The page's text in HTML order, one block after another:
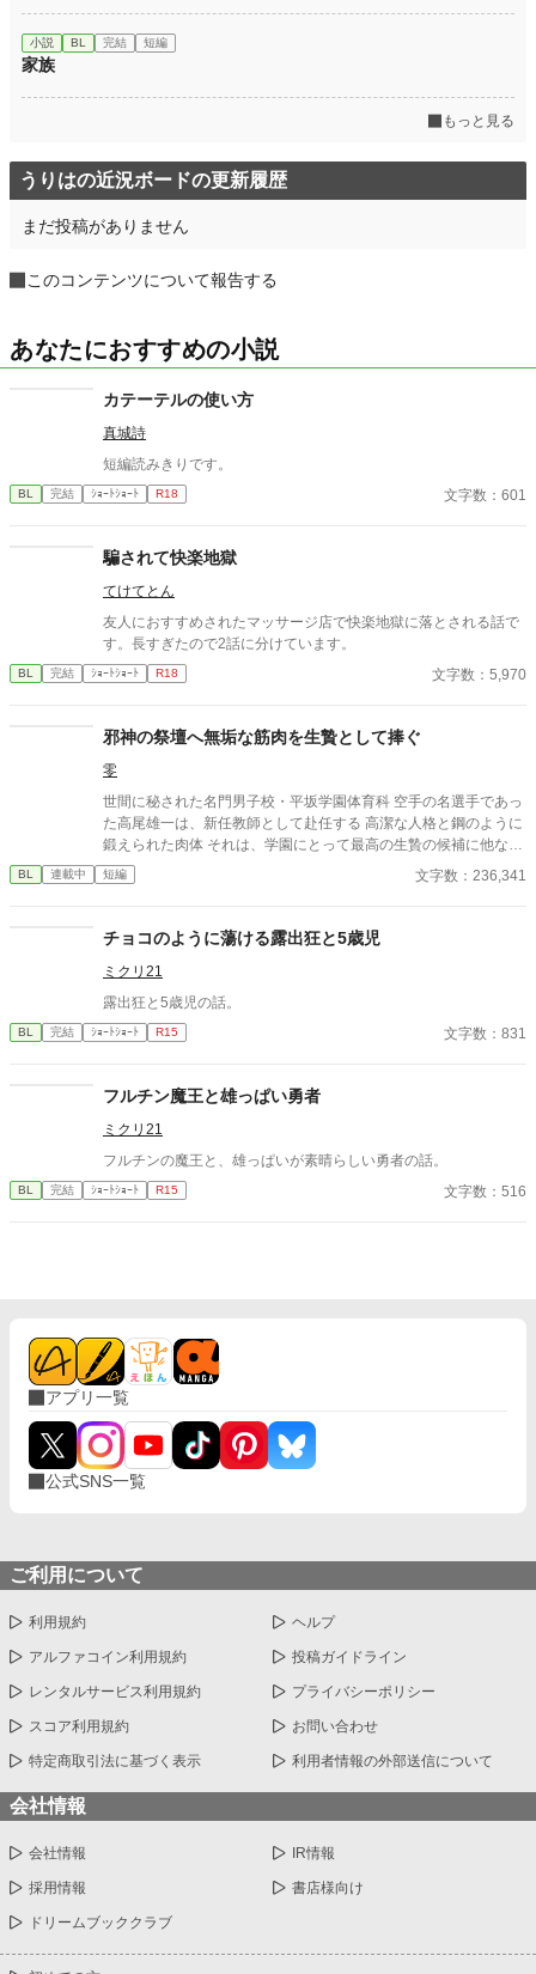
小説 BL 完結 短編
家族
もっと見る
うりはの近況ボードの更新履歴
まだ投稿がありません
このコンテンツについて報告する
あなたにおすすめの小説
カテーテルの使い方
真城詩
短編読みきりです。
BL 完結 ｼｮｰﾄｼｮｰﾄ R18 文字数：601
騙されて快楽地獄
てけてとん
友人におすすめされたマッサージ店で快楽地獄に落とされる話で
す。長すぎたので2話に分けています。
BL 完結 ｼｮｰﾄｼｮｰﾄ R18 文字数：5,970
邪神の祭壇へ無垢な筋肉を生贄として捧ぐ
零
世間に秘された名門男子校・平坂学園体育科 空手の名選手であっ
た高尾雄一は、新任教師として赴任する 高潔な人格と鋼のように
鍛えられた肉体 それは、学園にとって最高の生贄の候補に他なら
なかった 至高の筋肉を持つ、精神を削られ意志をなくした青年を
太古の神に捧げるため、“水”、“風”、“土”の信奉者達が暗躍する 意
校で繰り広げられるダークファンタジー
BL 連載中 短編 文字数：236,341
チョコのように蕩ける露出狂と5歳児
ミクリ21
露出狂と5歳児の話。
BL 完結 ｼｮｰﾄｼｮｰﾄ R15 文字数：831
フルチン魔王と雄っぱい勇者
ミクリ21
フルチンの魔王と、雄っぱいが素晴らしい勇者の話。
BL 完結 ｼｮｰﾄｼｮｰﾄ R15 文字数：516
アプリ一覧
公式SNS一覧
ご利用について
利用規約 ヘルプ
アルファコイン利用規約 投稿ガイドライン
レンタルサービス利用規約 プライバシーポリシー
スコア利用規約 お問い合わせ
特定商取引法に基づく表示 利用者情報の外部送信について
会社情報
会社情報 IR情報
採用情報 書店様向け
ドリームブッククラブ